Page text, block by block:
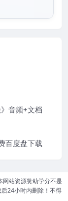
音频+文档
百度盘下载
站资源赞助学分不是
24小时内删除！不得